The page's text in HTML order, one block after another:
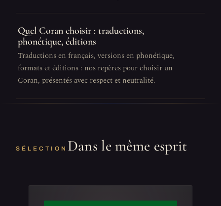
Quel Coran choisir : traductions,
phonétique, éditions
Traductions en français, versions en phonétique,
formats et éditions : nos repères pour choisir un
Coran, présentés avec respect et neutralité.
SÉLECTION Dans le même esprit